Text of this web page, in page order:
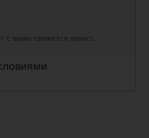
с вами свяжется юрист.